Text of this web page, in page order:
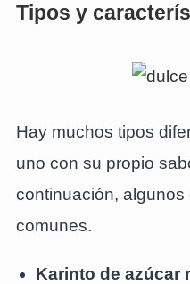
Tipos y
Hay muchos tipos
uno con su propio
continuación, algunos
comunes.
Karinto de azúcar